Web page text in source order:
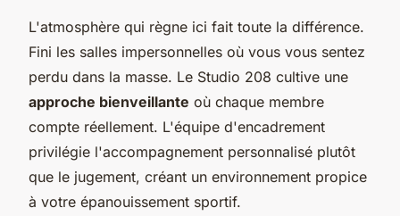
L'atmosphère qui règne ici fait toute la différence.
Fini les salles impersonnelles où vous vous sentez
perdu dans la masse. Le Studio 208 cultive une
approche bienveillante où chaque membre
compte réellement. L'équipe d'encadrement
privilégie l'accompagnement personnalisé plutôt
que le jugement, créant un environnement propice
à votre épanouissement sportif.